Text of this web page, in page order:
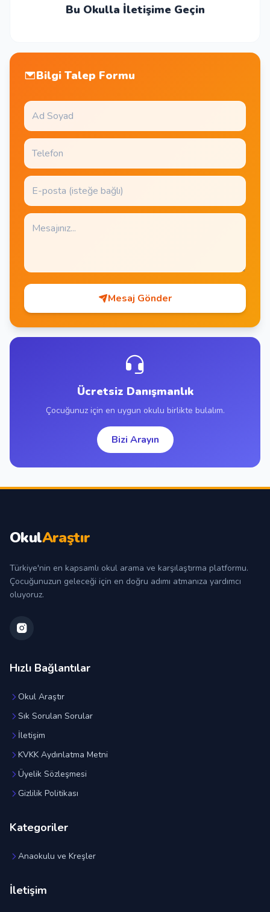
Bu Okulla İletişime Geçin
Bilgi Talep Formu
Mesaj Gönder
Ücretsiz Danışmanlık
Çocuğunuz için en uygun okulu birlikte bulalım.
Bizi Arayın
OkulAraştır
Türkiye'nin en kapsamlı okul arama ve karşılaştırma platformu.
Çocuğunuzun geleceği için en doğru adımı atmanıza yardımcı
oluyoruz.
Hızlı Bağlantılar
Okul Araştır
Sık Sorulan Sorular
İletişim
KVKK Aydınlatma Metni
Üyelik Sözleşmesi
Gizlilik Politikası
Kategoriler
Anaokulu ve Kreşler
İletişim